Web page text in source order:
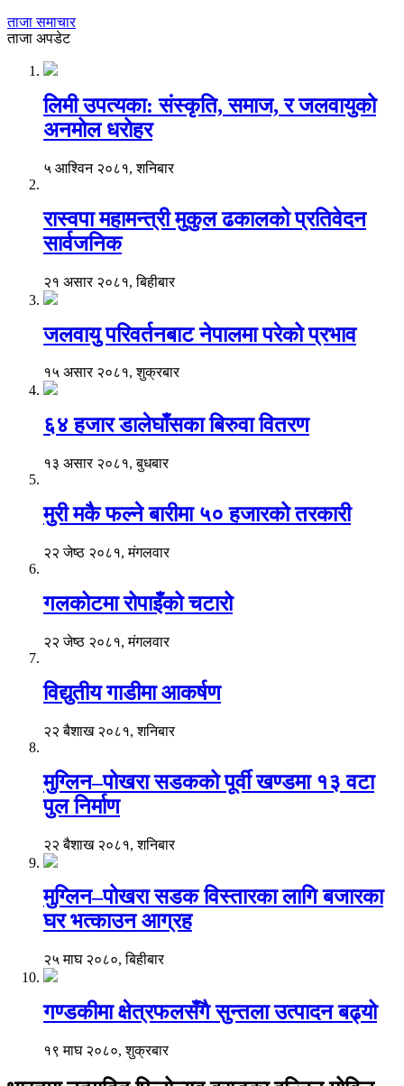
ताजा समाचार
ताजा अपडेट
लिमी उपत्यका: संस्कृति, समाज, र जलवायुको
अनमोल धरोहर
५ आश्विन २०८१, शनिबार
रास्वपा महामन्त्री मुकुल ढकालको प्रतिवेदन
सार्वजनिक
२१ असार २०८१, बिहीबार
जलवायु परिवर्तनबाट नेपालमा परेको प्रभाव
१५ असार २०८१, शुक्रबार
६४ हजार डालेघाँसका बिरुवा वितरण
१३ असार २०८१, बुधबार
मुरी मकै फल्ने बारीमा ५० हजारको तरकारी
२२ जेष्ठ २०८१, मंगलवार
गलकोटमा रोपाइँको चटारो
२२ जेष्ठ २०८१, मंगलवार
विद्युतीय गाडीमा आकर्षण
२२ बैशाख २०८१, शनिबार
मुग्लिन–पोखरा सडकको पूर्वी खण्डमा १३ वटा
पुल निर्माण
२२ बैशाख २०८१, शनिबार
मुग्लिन–पोखरा सडक विस्तारका लागि बजारका
घर भत्काउन आग्रह
२५ माघ २०८०, बिहीबार
गण्डकीमा क्षेत्रफलसँगै सुन्तला उत्पादन बढ्यो
१९ माघ २०८०, शुक्रबार